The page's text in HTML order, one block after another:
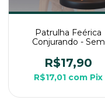
Patrulha Feérica
Conjurando - Sem
Média Para RPG de
Mesa
R$17,90
R$17,01 com Pix